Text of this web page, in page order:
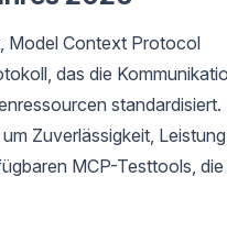
Model Context Protocol
das die
standardisiert.
Zuverlässigkeit, Leistung
MCP-Testtools, die